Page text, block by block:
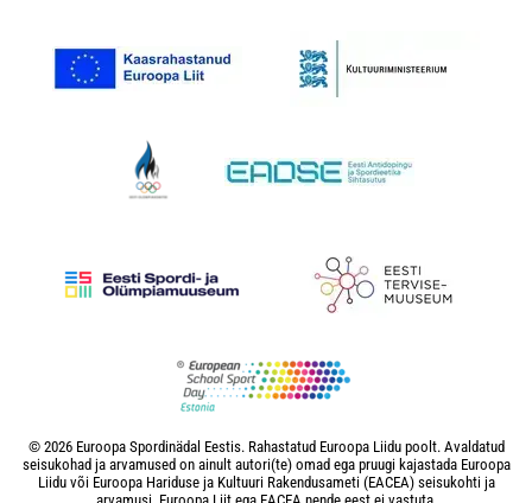
© 2026 Euroopa Spordinädal Eestis. Rahastatud Euroopa Liidu poolt. Avaldatud
seisukohad ja arvamused on ainult autori(te) omad ega pruugi kajastada Euroopa
Liidu või Euroopa Hariduse ja Kultuuri Rakendusameti (EACEA) seisukohti ja